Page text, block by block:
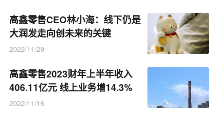
高鑫零售CEO林小海：线下仍是
大润发走向创未来的关键
2022/11/29
高鑫零售2023财年上半年收入
406.11亿元 线上业务增14.3%
2022/11/16